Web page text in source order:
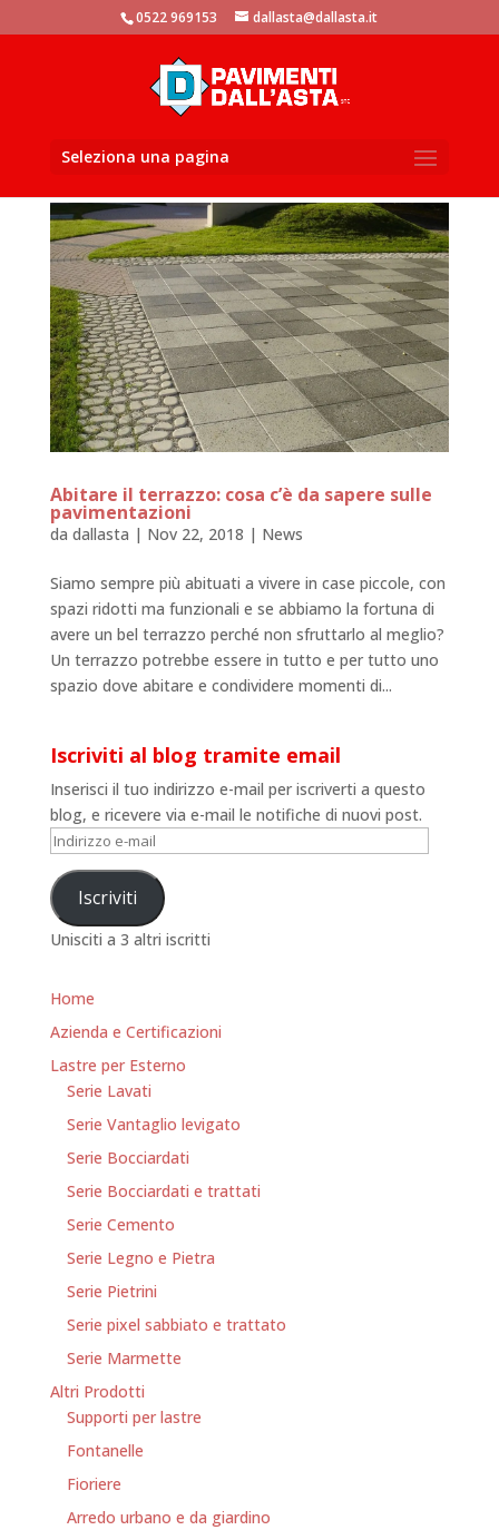
window.dataLayer = window.dataLayer || []; function gtag()
{dataLayer.push(arguments)}; gtag('js', new Date()); gtag('config',
0522 969153 dallasta@dallasta.it
Seleziona una pagina
Abitare il terrazzo: cosa c’è da sapere sulle
pavimentazioni
da dallasta | Nov 22, 2018 | News
Siamo sempre più abituati a vivere in case piccole, con
spazi ridotti ma funzionali e se abbiamo la fortuna di
avere un bel terrazzo perché non sfruttarlo al meglio?
Un terrazzo potrebbe essere in tutto e per tutto uno
spazio dove abitare e condividere momenti di...
Iscriviti al blog tramite email
Inserisci il tuo indirizzo e-mail per iscriverti a questo
blog, e ricevere via e-mail le notifiche di nuovi post.
Indirizzo
mail Iscriviti
Unisciti a 3 altri iscritti
Home
Azienda e Certificazioni
Lastre per Esterno
Serie Lavati
Serie Vantaglio levigato
Serie Bocciardati
Serie Bocciardati e trattati
Serie Cemento
Serie Legno e Pietra
Serie Pietrini
Serie pixel sabbiato e trattato
Serie Marmette
Altri Prodotti
Supporti per lastre
Fontanelle
Fioriere
Arredo urbano e da giardino